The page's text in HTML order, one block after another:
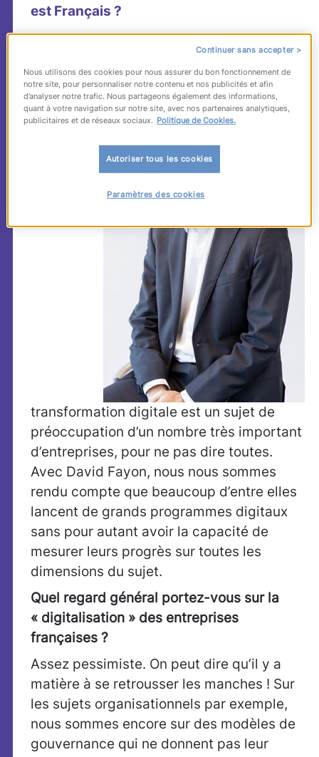
est Français ?
poussé à l’écriture de cet ouvrage ?
Michaël
transformation digitale est un sujet de
préoccupation d’un nombre très important
d’entreprises, pour ne pas dire toutes.
Avec David Fayon, nous nous sommes
rendu compte que beaucoup d’entre elles
lancent de grands programmes digitaux
sans pour autant avoir la capacité de
mesurer leurs progrès sur toutes les
dimensions du sujet.
Quel regard général portez-vous sur la
« digitalisation » des entreprises
françaises ?
Assez pessimiste. On peut dire qu’il y a
matière à se retrousser les manches ! Sur
les sujets organisationnels par exemple,
nous sommes encore sur des modèles de
gouvernance qui ne donnent pas leur
Continuer sans accepter >
Nous utilisons des cookies pour nous assurer du bon fonctionnement de
notre site, pour personnaliser notre contenu et nos publicités et afin
d’analyser notre trafic. Nous partageons également des informations,
quant à votre navigation sur notre site, avec nos partenaires analytiques,
publicitaires et de réseaux sociaux. Politique de Cookies.
Autoriser tous les cookies
Paramètres des cookies